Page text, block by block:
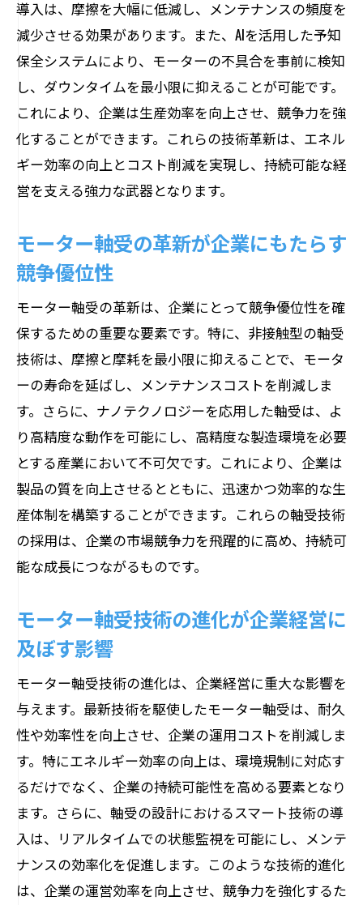
導入は、摩擦を大幅に低減し、メンテナンスの頻度を
減少させる効果があります。また、AIを活用した予知
保全システムにより、モーターの不具合を事前に検知
し、ダウンタイムを最小限に抑えることが可能です。
これにより、企業は生産効率を向上させ、競争力を強
化することができます。これらの技術革新は、エネル
ギー効率の向上とコスト削減を実現し、持続可能な経
営を支える強力な武器となります。
モーター軸受の革新が企業にもたらす
競争優位性
モーター軸受の革新は、企業にとって競争優位性を確
保するための重要な要素です。特に、非接触型の軸受
技術は、摩擦と摩耗を最小限に抑えることで、モータ
ーの寿命を延ばし、メンテナンスコストを削減しま
す。さらに、ナノテクノロジーを応用した軸受は、よ
り高精度な動作を可能にし、高精度な製造環境を必要
とする産業において不可欠です。これにより、企業は
製品の質を向上させるとともに、迅速かつ効率的な生
産体制を構築することができます。これらの軸受技術
の採用は、企業の市場競争力を飛躍的に高め、持続可
能な成長につながるものです。
モーター軸受技術の進化が企業経営に
及ぼす影響
モーター軸受技術の進化は、企業経営に重大な影響を
与えます。最新技術を駆使したモーター軸受は、耐久
性や効率性を向上させ、企業の運用コストを削減しま
す。特にエネルギー効率の向上は、環境規制に対応す
るだけでなく、企業の持続可能性を高める要素となり
ます。さらに、軸受の設計におけるスマート技術の導
入は、リアルタイムでの状態監視を可能にし、メンテ
ナンスの効率化を促進します。このような技術的進化
は、企業の運営効率を向上させ、競争力を強化するた